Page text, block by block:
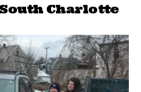
Charlotte